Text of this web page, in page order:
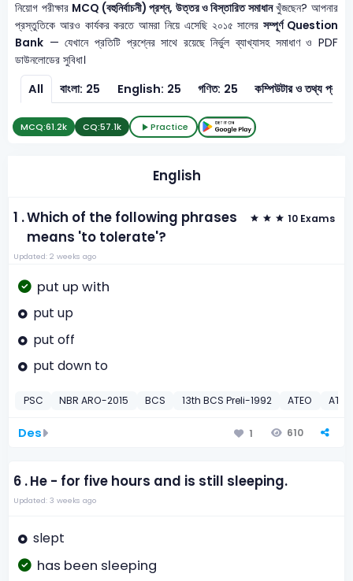
নিয়োগ পরীক্ষার MCQ (বহুনির্বাচনী) প্রশ্ন, উত্তর ও বিস্তারিত সমাধানখুঁজছেন? আপনার
প্রস্তুতিকে আরও কার্যকর করতে আমরা নিয়ে এসেছি ২০১৫ সালেরসম্পূর্ণ Question
Bank — যেখানে প্রতিটি প্রশ্নের সাথে রয়েছে নির্ভুল ব্যাখ্যাসহ সমাধাণ ও PDF
ডাউনলোডের সুবিধা।
All বাংলা: 25 English: 25 গণিত: 25 কম্পিউটার
MCQ:61.2k CQ:57.1k Practice
English
1 .Which of the following phrases
means 'to tolerate'?
10 Exams
Updated: 2 weeks ago
put up with
put up
put off
put down to
PSC NBR ARO-2015 BCS 13th BCS Preli-1992 ATEO
Des 1 610
6 .He - for five hours and is still sleeping.
Updated: 3 weeks ago
slept
has been sleeping